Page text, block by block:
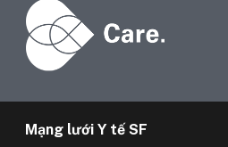
Mạng lưới Y tế SF